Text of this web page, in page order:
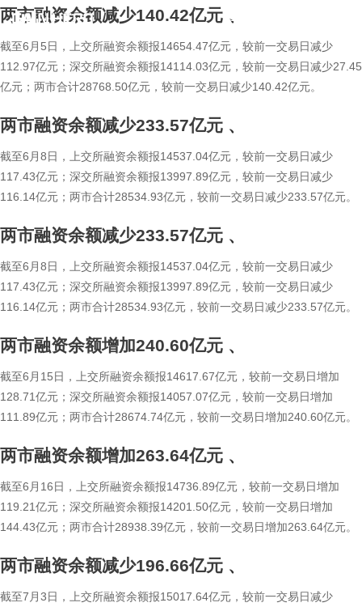
两市融资余额减少140.42亿元 、
截至6月5日，上交所融资余额报14654.47亿元，较前一交易日减少
112.97亿元；深交所融资余额报14114.03亿元，较前一交易日减少27.45
亿元；两市合计28768.50亿元，较前一交易日减少140.42亿元。
两市融资余额减少233.57亿元 、
截至6月8日，上交所融资余额报14537.04亿元，较前一交易日减少
117.43亿元；深交所融资余额报13997.89亿元，较前一交易日减少
116.14亿元；两市合计28534.93亿元，较前一交易日减少233.57亿元。
两市融资余额减少233.57亿元 、
截至6月8日，上交所融资余额报14537.04亿元，较前一交易日减少
117.43亿元；深交所融资余额报13997.89亿元，较前一交易日减少
116.14亿元；两市合计28534.93亿元，较前一交易日减少233.57亿元。
两市融资余额增加240.60亿元 、
截至6月15日，上交所融资余额报14617.67亿元，较前一交易日增加
128.71亿元；深交所融资余额报14057.07亿元，较前一交易日增加
111.89亿元；两市合计28674.74亿元，较前一交易日增加240.60亿元。
两市融资余额增加263.64亿元 、
截至6月16日，上交所融资余额报14736.89亿元，较前一交易日增加
119.21亿元；深交所融资余额报14201.50亿元，较前一交易日增加
144.43亿元；两市合计28938.39亿元，较前一交易日增加263.64亿元。
两市融资余额减少196.66亿元 、
截至7月3日，上交所融资余额报15017.64亿元，较前一交易日减少